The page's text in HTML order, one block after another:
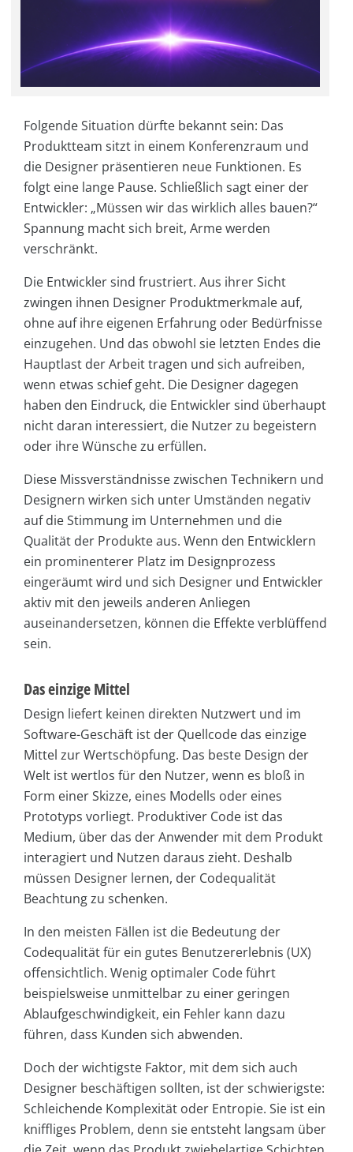
Folgende Situation dürfte bekannt sein: Das
Produktteam sitzt in einem Konferenzraum und
die Designer präsentieren neue Funktionen. Es
folgt eine lange Pause. Schließlich sagt einer der
Entwickler: „Müssen wir das wirklich alles bauen?“
Spannung macht sich breit, Arme werden
verschränkt.
Die Entwickler sind frustriert. Aus ihrer Sicht
zwingen ihnen Designer Produktmerkmale auf,
ohne auf ihre eigenen Erfahrung oder Bedürfnisse
einzugehen. Und das obwohl sie letzten Endes die
Hauptlast der Arbeit tragen und sich aufreiben,
wenn etwas schief geht. Die Designer dagegen
haben den Eindruck, die Entwickler sind überhaupt
nicht daran interessiert, die Nutzer zu begeistern
oder ihre Wünsche zu erfüllen.
Diese Missverständnisse zwischen Technikern und
Designern wirken sich unter Umständen negativ
auf die Stimmung im Unternehmen und die
Qualität der Produkte aus. Wenn den Entwicklern
ein prominenterer Platz im Designprozess
eingeräumt wird und sich Designer und Entwickler
aktiv mit den jeweils anderen Anliegen
auseinandersetzen, können die Effekte verblüffend
sein.
Das einzige Mittel
Design liefert keinen direkten Nutzwert und im
Software-Geschäft ist der Quellcode das einzige
Mittel zur Wertschöpfung. Das beste Design der
Welt ist wertlos für den Nutzer, wenn es bloß in
Form einer Skizze, eines Modells oder eines
Prototyps vorliegt. Produktiver Code ist das
Medium, über das der Anwender mit dem Produkt
interagiert und Nutzen daraus zieht. Deshalb
müssen Designer lernen, der Codequalität
Beachtung zu schenken.
In den meisten Fällen ist die Bedeutung der
Codequalität für ein gutes Benutzererlebnis (UX)
offensichtlich. Wenig optimaler Code führt
beispielsweise unmittelbar zu einer geringen
Ablaufgeschwindigkeit, ein Fehler kann dazu
führen, dass Kunden sich abwenden.
Doch der wichtigste Faktor, mit dem sich auch
Designer beschäftigen sollten, ist der schwierigste:
Schleichende Komplexität oder Entropie. Sie ist ein
kniffliges Problem, denn sie entsteht langsam über